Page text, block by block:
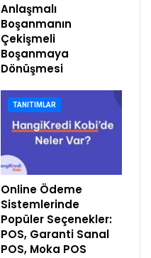
Anlaşmalı
Boşanmanın
Çekişmeli
Boşanmaya
Dönüşmesi
TANITIMLAR
Online Ödeme
Sistemlerinde
Popüler Seçenekler:
POS, Garanti Sanal
POS, Moka POS